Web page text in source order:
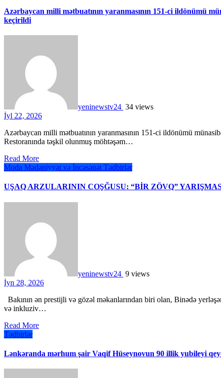
Azərbaycan milli mətbuatının yaranmasının 151-ci ildönümü
keçirildi
yeninewstv24 34 views
İyl 22, 2026
Azərbaycan milli mətbuatının yaranmasının 151-ci ildönümü münasibətilə iyulun 21-də Bakı şəhərində yerləşən Matros Bich
Restoranında təşkil olunmuş möhtəşəm…
Read More
Moda Mədəniyyət və İncəsənət Tədbirlər
UŞAQ ARZULARININ COŞĞUSU: “BİR ZÖVQ”
yeninewstv24 9 views
İyn 28, 2026
Bakının ən prestijli və gözəl məkanlarından biri olan, Binədə yerləşən "Dreamland" kompleksində bərabər imkanlar çərçivəsində
və inkluziv…
Read More
Tədbirlər
Lənkəranda mərhum şair Vaqif Hüseynovun 90 illik yubileyi